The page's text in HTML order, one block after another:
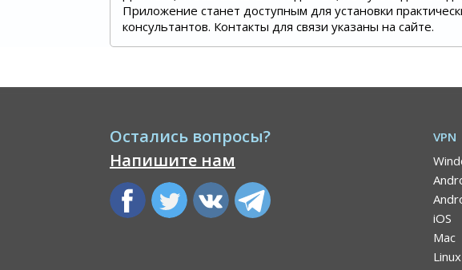
Приложение станет доступным для установки
консультантов. Контакты для связи указаны на сайте.
Остались вопросы?
Напишите нам
VPN
iOS
Mac
Linux